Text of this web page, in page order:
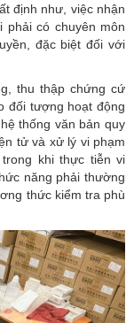
định như, việc nhận
phải có chuyên môn
đặc biệt đối với
thu thập chứng cứ
đối tượng hoạt động
thống văn bản quy
tử và xử lý vi phạm
khi thực tiễn vi
năng phải thường
thức kiểm tra phù